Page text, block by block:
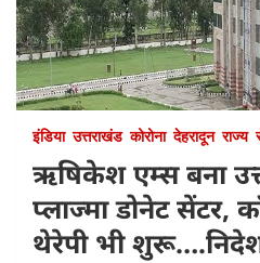
इंडिया उत्तराखंड कोरोना देहरादून राज्य
ऋषिकेश एम्स बना
प्लाज्मा डोनेट सेंटर,
थेरेपी भी